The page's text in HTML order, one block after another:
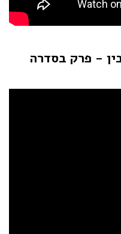
- פרק בסדרה